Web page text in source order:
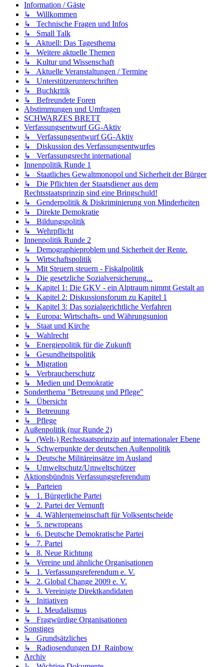
Information / Gäste
↳ Willkommen
↳ Technische Fragen und Infos
↳ Small Talk
↳ Aktuell: Das Tagesthema
↳ Weitere aktuelle Themen
↳ Kultur und Wissenschaft
↳ Aktuelle Veranstaltungen / Termine
↳ Unterstützerunterschriften
↳ Buchkritik
↳ Befreundete Foren
Abstimmungen und Umfragen
SCHWARZES BRETT
Verfassungsentwurf GG-Aktiv
↳ Verfassungsentwurf GG-Aktiv
↳ Diskussion des Verfassungsentwurfes
↳ Verfassungsrecht international
Innenpolitik Runde 1
↳ Staatliches Gewaltmonopol und Sicherheit der Bürger
↳ Die Pflichten der Staatsdiener aus dem
Rechtsstaatsprinzip sind eine Bringschuld!
↳ Genderpolitik & Diskriminierung von Minderheiten
↳ Direkte Demokratie
↳ Bildungspolitik
↳ Wehrpflicht
Innenpolitik Runde 2
↳ Demographieproblem und Sicherheit der Rente.
↳ Wirtschaftspolitik
↳ Mit Steuern steuern - Fiskalpolitik
↳ Die gesetzliche Sozialversicherung...
↳ Kapitel 1: Die GKV - ein Alptraum nimmt Gestalt an
↳ Kapitel 2: Diskussionsforum zu Kapitel 1
↳ Kapitel 3: Das sozialgerichtliche Verfahren
↳ Europa: Wirtschafts- und Währungsunion
↳ Staat und Kirche
↳ Wahlrecht
↳ Energiepolitik für die Zukunft
↳ Gesundheitspolitik
↳ Migration
↳ Verbraucherschutz
↳ Medien und Demokratie
Sonderthema "Betreuung und Pflege"
↳ Übersicht
↳ Betreuung
↳ Pflege
Außenpolitik (nur Runde 2)
↳ (Welt-) Rechsstaatsprinzip auf internationaler Ebene
↳ Schwerpunkte der deutschen Außenpolitik
↳ Deutsche Militäreinsätze im Ausland
↳ Umweltschutz/Umweltschützer
Aktionsbündnis Verfassungsreferendum
↳ Parteien
↳ 1. Bürgerliche Partei
↳ 2. Partei der Vernunft
↳ 4. Wählergemeinschaft für Volksentscheide
↳ 5. newropeans
↳ 6. Deutsche Demokratische Partei
↳ 7. Partei
↳ 8. Neue Richtung
↳ Vereine und ähnliche Organisationen
↳ 1. Verfassungsreferendum e. V.
↳ 2. Global Change 2009 e. V.
↳ 3. Vereinigte Direktkandidaten
↳ Initiativen
↳ 1. Meudalismus
↳ Fragwürdige Organisationen
Sonstiges
↳ Grundsätzliches
↳ Radiosendungen DJ_Rainbow
Archiv